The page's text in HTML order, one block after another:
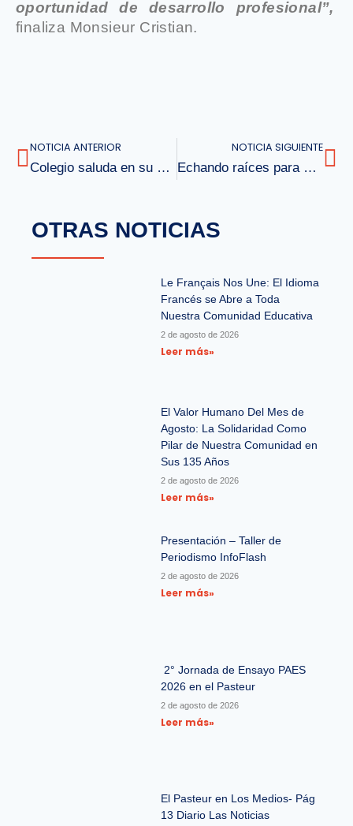
oportunidad de desarrollo profesional”,
finaliza Monsieur Cristian.
NOTICIA ANTERIOR
Colegio saluda en su día a Carabineros de Chile
NOTICIA SIGUIENTE
Echando raíces para una buena convivencia
OTRAS NOTICIAS
Le Français Nos Une: El Idioma
Francés se Abre a Toda
Nuestra Comunidad Educativa
2 de agosto de 2026
Leer más»
El Valor Humano Del Mes de
Agosto: La Solidaridad Como
Pilar de Nuestra Comunidad en
Sus 135 Años
2 de agosto de 2026
Leer más»
Presentación – Taller de
Periodismo InfoFlash
2 de agosto de 2026
Leer más»
2° Jornada de Ensayo PAES
2026 en el Pasteur
2 de agosto de 2026
Leer más»
El Pasteur en Los Medios- Pág
13 Diario Las Noticias